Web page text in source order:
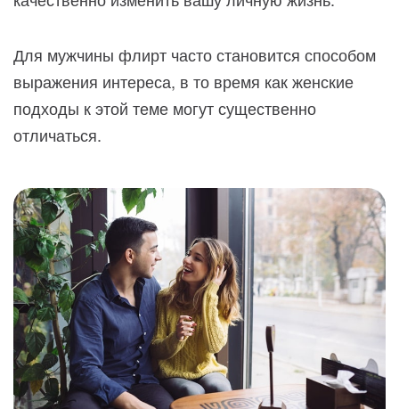
Для мужчины флирт часто становится способом
выражения интереса, в то время как женские
подходы к этой теме могут существенно
отличаться.